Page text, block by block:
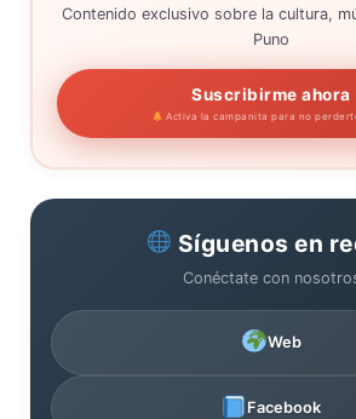
Contenido exclusivo sobre la cultura,
Puno
Suscribirme ahora
Activa la campanita para no
Síguenos en
Conéctate con
Web
Facebook